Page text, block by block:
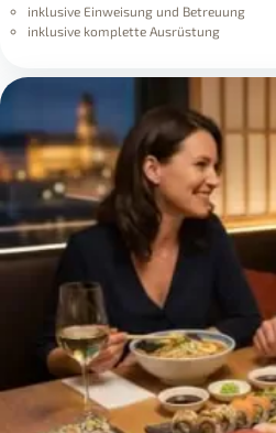
inklusive Einweisung und Betreuung
inklusive komplette Ausrüstung